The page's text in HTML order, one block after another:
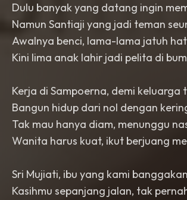
The overall mood
heartwarming,
oriented
with a timeless
that is pleasant for all
Dulu banyak yang datang ingin
Namun Santiaji yang jadi teman
Awalnya benci, lama-lama jatuh
Kini lima anak lahir jadi pelita di
Kerja di Sampoerna, demi keluarga
Bangun hidup dari nol dengan
Tak mau hanya diam, menunggu
Wanita harus kuat, ikut berjuang
Sri Mujiati, ibu yang kami banggakan
Kasihmu sepanjang jalan, tak